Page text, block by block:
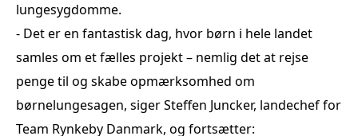
lungesygdomme.
- Det er en fantastisk dag, hvor børn i hele landet
samles om et fælles projekt – nemlig det at rejse
penge til og skabe opmærksomhed om
børnelungesagen, siger Steffen Juncker, landechef for
Team Rynkeby Danmark, og fortsætter: